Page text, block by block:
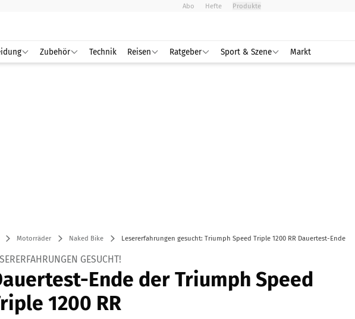
Abo Hefte Produkte
Zubehör Technik Reisen Ratgeber Sport & Szene Markt
Motorräder Naked Bike Lesererfahrungen gesucht: Triumph Speed Triple 1200 RR Dauertest-Ende
GESUCHT!
Ende der Triumph Speed
1200 RR